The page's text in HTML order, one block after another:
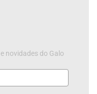
novidades do Galo